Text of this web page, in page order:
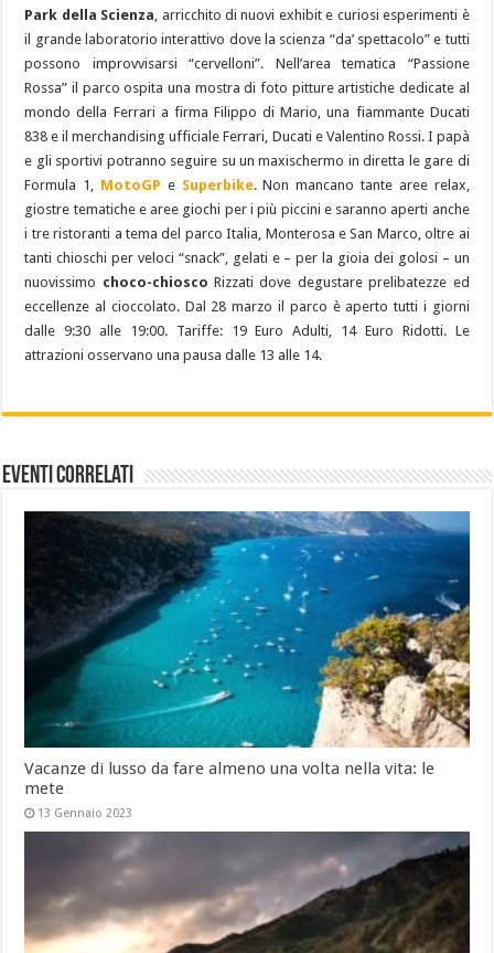
Park della Scienza , arricchito di nuovi exhibit e curiosi esperimenti è
il grande laboratorio interattivo dove la scienza “da’ spettacolo” e tutti
possono improvvisarsi “cervelloni”. Nell’area tematica “Passione
Rossa” il parco ospita una mostra di foto pitture artistiche dedicate al
mondo della Ferrari a firma Filippo di Mario, una fiammante Ducati
838 e il merchandising ufficiale Ferrari, Ducati e Valentino Rossi. I papà
e gli sportivi potranno seguire su un maxischermo in diretta le gare di
Formula 1, MotoGP e Superbike. Non mancano tante aree relax,
giostre tematiche e aree giochi per i più piccini e saranno aperti anche
i tre ristoranti a tema del parco Italia, Monterosa e San Marco, oltre ai
tanti chioschi per veloci “snack”, gelati e – per la gioia dei golosi – un
nuovissimo choco-chiosco Rizzati dove degustare prelibatezze ed
eccellenze al cioccolato. Dal 28 marzo il parco è aperto tutti i giorni
dalle 9:30 alle 19:00. Tariffe: 19 Euro Adulti, 14 Euro Ridotti. Le
attrazioni osservano una pausa dalle 13 alle 14.
Eventi Correlati
Vacanze di lusso da fare almeno una volta nella vita: le
mete
13 Gennaio 2023